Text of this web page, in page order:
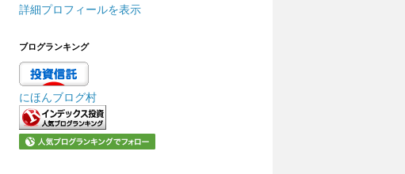
詳細プロフィールを表示
ブログランキング
にほんブログ村